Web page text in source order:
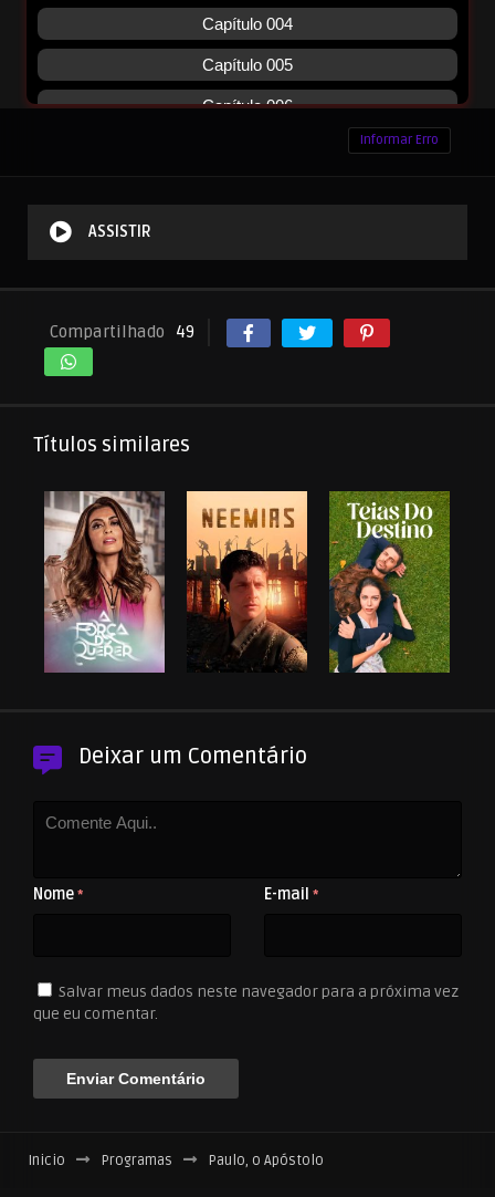
Informar Erro
ASSISTIR
Compartilhado 49
Títulos similares
Deixar um Comentário
Nome* E-mail *
Salvar meus dados neste navegador para a próxima vez
que eu comentar.
Inicio Programas Paulo, o Apóstolo